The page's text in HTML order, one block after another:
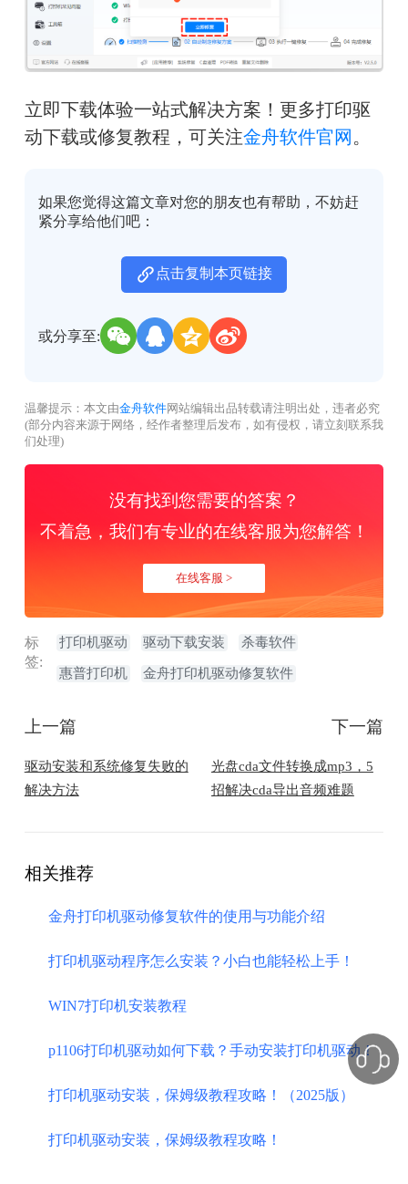
立即下载体验一站式解决方案！更多打印驱
动下载或修复教程，可关注金舟软件官网 。
如果您觉得这篇文章对您的朋友也有帮助，不妨赶
紧分享给他们吧：
点击复制本页链接
或分享至:
温馨提示：本文由金舟软件网站编辑出品转载请注明出处，违者必究
(部分内容来源于网络，经作者整理后发布，如有侵权，请立刻联系我
们处理)
没有找到您需要的答案？
不着急，我们有专业的在线客服为您解答！
在线客服 >
标
签:
打印机驱动 驱动下载安装 杀毒软件
惠普打印机 金舟打印机驱动修复软件
上一篇
驱动安装和系统修复失败的
解决方法
下一篇
光盘cda文件转换成mp3，5
招解决cda导出音频难题
相关推荐
金舟打印机驱动修复软件的使用与功能介绍
打印机驱动程序怎么安装？小白也能轻松上手！
WIN7打印机安装教程
p1106打印机驱动如何下载？手动安装打印机驱动！
打印机驱动安装，保姆级教程攻略！（2025版）
打印机驱动安装，保姆级教程攻略！